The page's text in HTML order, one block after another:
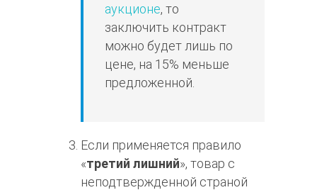
аукционе, то
заключить контракт
можно будет лишь по
цене, на 15% меньше
предложенной.
Если применяется правило
«третий лишний», товар с
неподтвержденной страной